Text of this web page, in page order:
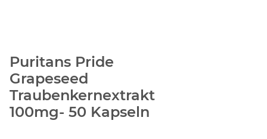
Puritans Pride
Grapeseed
Traubenkernextrakt
100mg- 50 Kapseln